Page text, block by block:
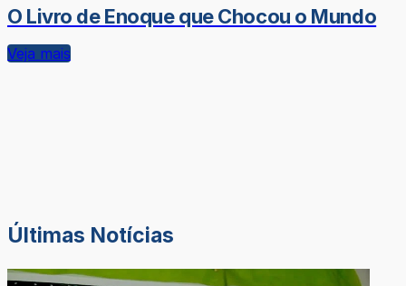
O Livro de Enoque que Chocou o Mundo
Veja mais
Últimas Notícias